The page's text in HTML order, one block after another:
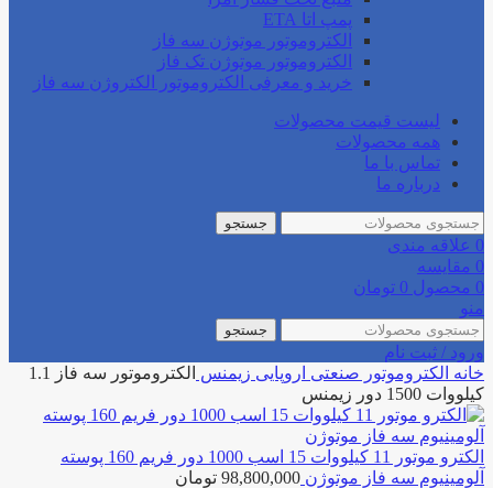
پمپ اتا ETA
الکتروموتور موتوژن سه فاز
الکتروموتور موتوژن تک فاز
خرید و معرفی الکتروموتور الکتروژن سه فاز
لیست قیمت محصولات
همه محصولات
تماس با ما
درباره ما
جستجو
0 علاقه مندی
0 مقایسه
0 محصول 0 تومان
منو
جستجو
ورود / ثبت نام
خانه الکتروموتور صنعتی اروپایی زیمنس
الکتروموتور سه فاز 1.1
کیلووات 1500 دور زیمنس
الکترو موتور 11 کیلووات 15 اسب 1000 دور فریم 160 پوسته
آلومینیوم سه فاز موتوژن 98,800,000 تومان